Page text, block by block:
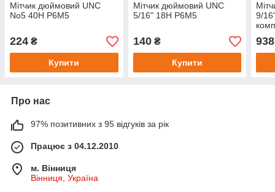
Мітчик дюймовий UNC
No5 40Н Р6М5
224 ₴
Купити
Мітчик дюймовий UNC
5/16" 18Н Р6М5
140₴
Купити
9/
938
Про нас
97% позитивних з 95 відгуків за рік
Працює з 04.12.2010
м. Вінниця
Вінниця, Україна